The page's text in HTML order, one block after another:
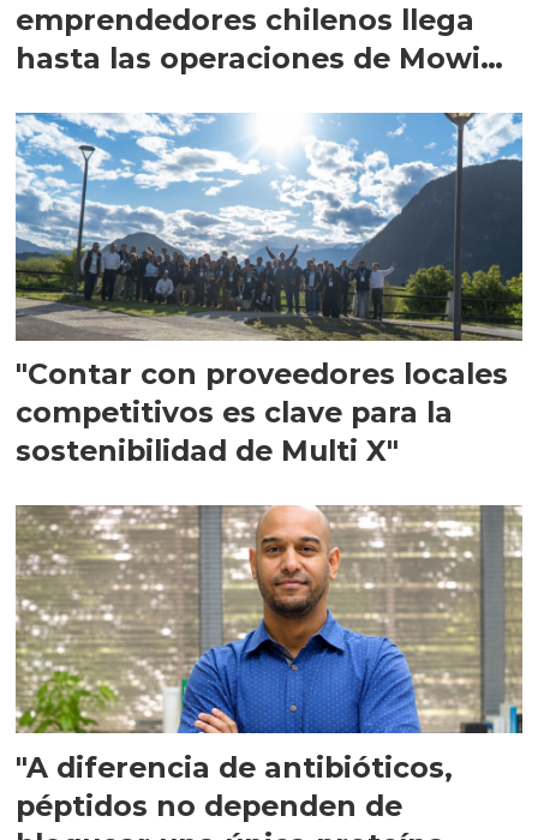
emprendedores chilenos llega
hasta las operaciones de Mowi
"Contar con proveedores locales
competitivos es clave para la
sostenibilidad de Multi X"
"A diferencia de antibióticos,
péptidos no dependen de